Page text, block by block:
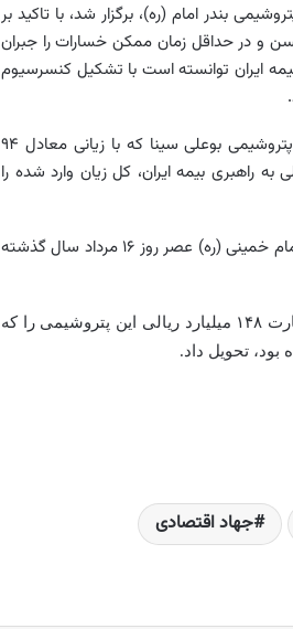
بندر امام (ره)، برگزار شد، با تاکید بر
و در حداقل زمان ممکن خسارات را جبران
ایران توانسته است با تشکیل کنسرسیوم
وی در این خصوص به پرداخت خسارت پتروشیمی بوعلی اشاره کرد و افزود: پتروشیمی بوعلی سینا که با زیانی معادل ۹۴
راهبری بیمه ایران، کل زیان وارد شده را
) مجتمع پتروشیمی بندرامام خمینی (ره) عصر روز ۱۶ مرداد سال گذشته
در پایان این جلسه مدیر مجتمع تخصصی ولیعصر (عج) بیمه ایران، چک خسارت ۱۴۸ میلیارد ریالی این پتروشیمی را که
تحویل داد.
جهاد اقتصادی